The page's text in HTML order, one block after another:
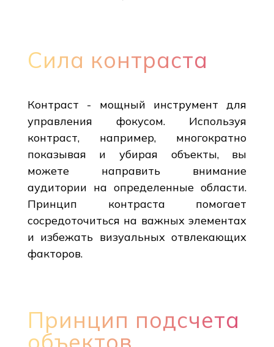
Сила контраста
Контраст - мощный инструмент для
управления фокусом. Используя
контраст, например, многократно
показывая и убирая объекты, вы
можете направить внимание
аудитории на определенные области.
Принцип контраста помогает
сосредоточиться на важных элементах
и избежать визуальных отвлекающих
факторов.
Принцип подсчета